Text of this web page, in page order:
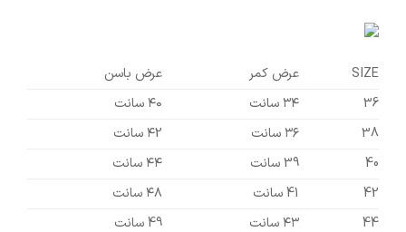
SIZE عرض کمر
عرض باسن
36
۳۴ سانت
۴۰ سانت
38
۳۶ سانت
۴2 سانت
40
39 سانت
۴۴ سانت
42
41 سانت
۴۸ سانت
44
۴۳ سانت
49 سانت